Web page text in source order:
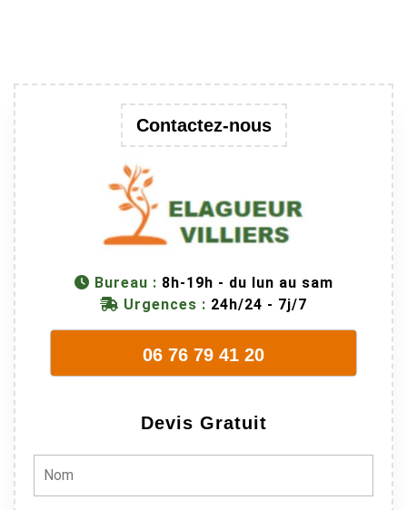
Contactez-nous
Bureau : 8h-19h - du lun au sam
Urgences : 24h/24 - 7j/7
06 76 79 41 20
Devis Gratuit